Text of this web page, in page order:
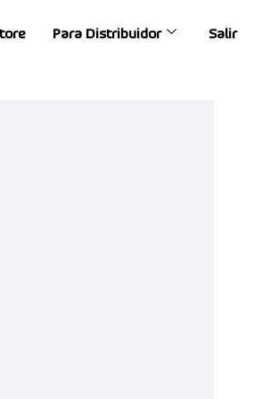
Para Distribuidor Salir